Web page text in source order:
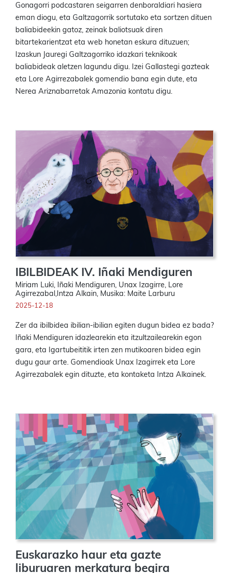
Gonagorri podcastaren seigarren denboraldiari hasiera
eman diogu, eta Galtzagorrik sortutako eta sortzen dituen
baliabideekin gatoz, zeinak baliotsuak diren
bitartekarientzat eta web honetan eskura dituzuen;
Izaskun Jauregi Galtzagorriko idazkari teknikoak
baliabideak aletzen lagundu digu. Izei Gallastegi gazteak
eta Lore Agirrezabalek gomendio bana egin dute, eta
Nerea Ariznabarretak Amazonia kontatu digu.
IBILBIDEAK IV. Iñaki Mendiguren
Miriam Luki, Iñaki Mendiguren, Unax Izagirre, Lore
Agirrezabal,Intza Alkain, Musika: Maite Larburu
2025-12-18
Zer da ibilbidea ibilian-ibilian egiten dugun bidea ez bada?
Iñaki Mendiguren idazlearekin eta itzultzailearekin egon
gara, eta Igartubeititik irten zen mutikoaren bidea egin
dugu gaur arte. Gomendioak Unax Izagirrek eta Lore
Agirrezabalek egin dituzte, eta kontaketa Intza Alkainek.
Euskarazko haur eta gazte
liburuaren merkatura begira